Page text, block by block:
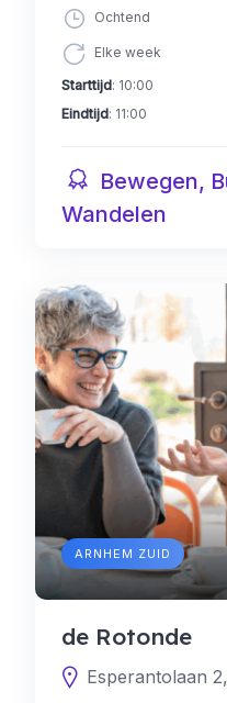
Ochtend
Elke week
Starttijd: 10:00
Eindtijd: 11:00
Bewegen,
Wandelen
ARNHEM ZUID
de Rotonde